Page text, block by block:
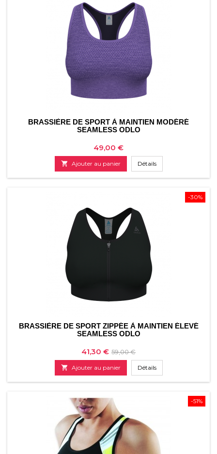
BRASSIÈRE DE SPORT À MAINTIEN MODÉRÉ
SEAMLESS ODLO
Prix
49,00 €
 Ajouter au panier Détails
-30%
BRASSIÈRE DE SPORT ZIPPÉE À MAINTIEN ÉLEVÉ
SEAMLESS ODLO
Prix
41,30 € Prix
de
base
59,00 €
 Ajouter au panier Détails
-51%